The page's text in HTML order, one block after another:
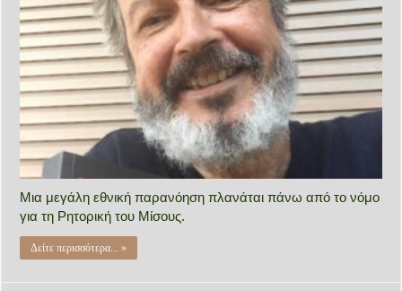
Μια μεγάλη εθνική παρανόηση πλανάται πάνω από το νόμο
για τη Ρητορική του Μίσους.
Δείτε περισσότερα... »